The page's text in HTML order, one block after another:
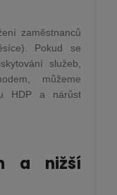
zaměstnanců
Pokud se
služeb,
můžeme
HDP a nárůst
a nižší